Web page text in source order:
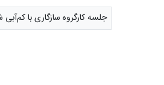
جلسه کارگروه سازگاری با